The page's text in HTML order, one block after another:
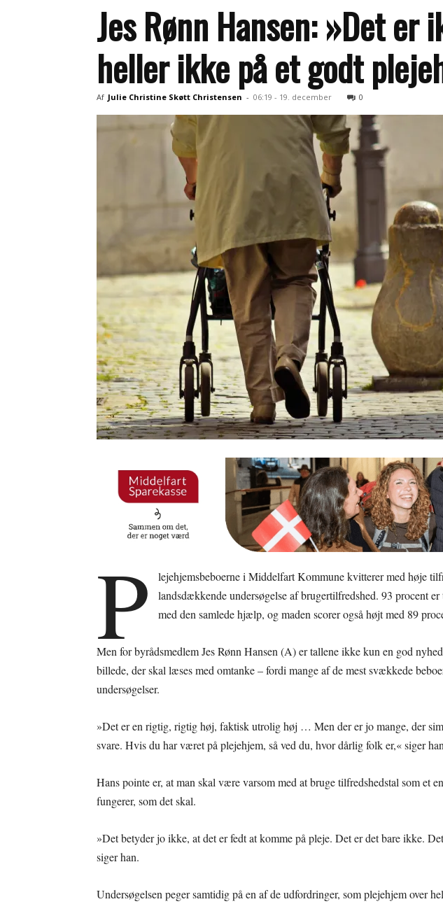
Jes Rønn Hansen: »Det
heller ikke på et godt
Af Julie Christine Skøtt Christensen - 06:19 - 19. december 0
P
lejehjemsbeboerne i Middelfart Kommune kvitterer med høje
landsdækkende undersøgelse af brugertilfredshed. 93 procent
med den samlede hjælp, og maden scorer også højt med 89
Men for byrådsmedlem Jes Rønn Hansen (A) er tallene ikke kun en god
billede, der skal læses med omtanke – fordi mange af de mest svækkede
undersøgelser.
»Det er en rigtig, rigtig høj, faktisk utrolig høj … Men der er jo mange, der
svare. Hvis du har været på plejehjem, så ved du, hvor dårlig folk er,« siger
Hans pointe er, at man skal være varsom med at bruge tilfredshedstal som et
fungerer, som det skal.
»Det betyder jo ikke, at det er fedt at komme på pleje. Det er det bare ikke.
siger han.
Undersøgelsen peger samtidig på en af de udfordringer, som plejehjem over